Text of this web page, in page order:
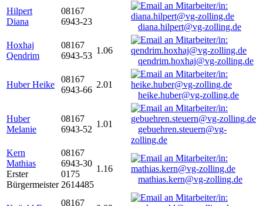
Hilpert
Diana
08167
6943-23
diana.hilpert@vg-zolling.de
Hoxhaj
Qendrim
08167
6943-53
1.06
qendrim.hoxhaj@vg-zolling.de
Huber Heike
08167
6943-66
2.01
heike.huber@vg-zolling.de
Huber
Melanie
08167
6943-52
1.01
gebuehren.steuern@vg-
zolling.de
Kern
Mathias
Erster
Bürgermeister
08167
6943-30
0175
2614485
1.16
mathias.kern@vg-zolling.de
08167